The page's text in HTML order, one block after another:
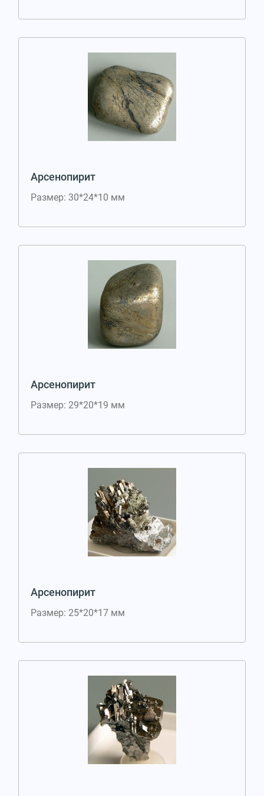
Арсенопирит
Размер: 30*24*10 мм
Арсенопирит
Размер: 29*20*19 мм
Арсенопирит
Размер: 25*20*17 мм